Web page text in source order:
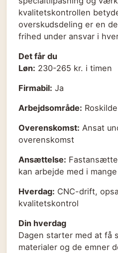
kvalitetskontrollen
overskudsdeling er en
frihed under ansvar i
Det får du
Løn: 230-265 kr. i timen
Firmabil: Ja
Arbejdsområde:
Overenskomst: Ansat
overenskomst
Ansættelse:
kan arbejde med i
Hverdag: CNC-drift,
kvalitetskontrol
Din hverdag
Dagen starter med at få
materialer og de emner